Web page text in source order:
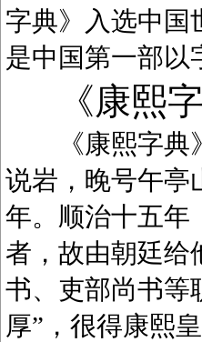
字典》入选中国
是中国第一部以
《康熙
《康熙字典》
说岩，晚号午亭
年。顺治十五年
者，故由朝廷给
书、吏部尚书等
厚”，很得康熙